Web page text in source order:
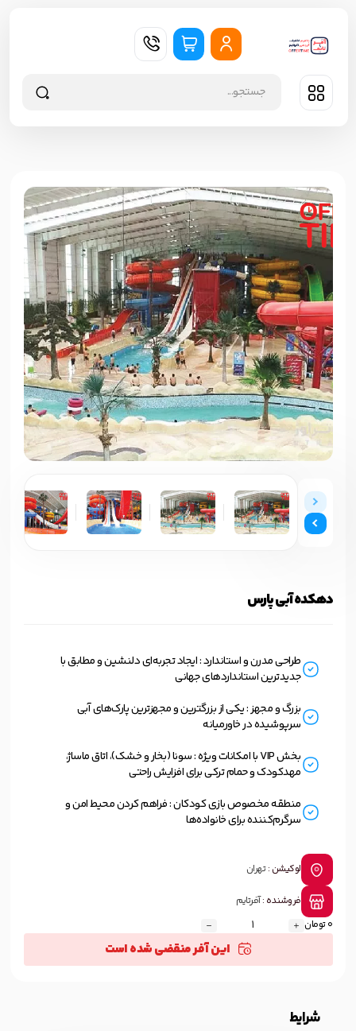
دهکده آبی پارس
طراحی مدرن و استاندارد : ایجاد تجربه‌ای دلنشین و مطابق با
جدیدترین استانداردهای جهانی
بزرگ و مجهز : یکی از بزرگترین و مجهزترین پارک‌های آبی
سرپوشیده در خاورمیانه
بخش VIP با امکانات ویژه : سونا (بخار و خشک)، اتاق ماساژ،
مهدکودک و حمام ترکی برای افزایش راحتی
منطقه مخصوص بازی کودکان : فراهم کردن محیط امن و
سرگرم‌کننده برای خانواده‌ها
لوکیشن :تهران
فروشنده :آفرتایم
0 تومان
این آفر منقضی شده است
شرایط